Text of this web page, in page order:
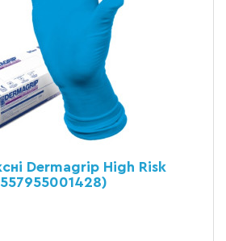
Dermagrip High Risk